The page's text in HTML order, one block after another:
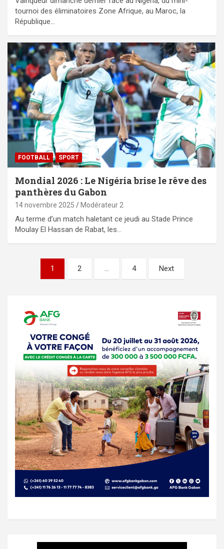
tournoi des éliminatoires Zone Afrique, au Maroc, la
République…
FOOTBALL SPORT
Mondial 2026 : Le Nigéria brise le rêve des
panthères du Gabon
14 novembre 2025 Modérateur 2
Au terme d’un match haletant ce jeudi au Stade Prince
Moulay El Hassan de Rabat, les…
Pagination
1 2 … 4 Next